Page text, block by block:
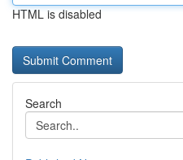
HTML is disabled
Search